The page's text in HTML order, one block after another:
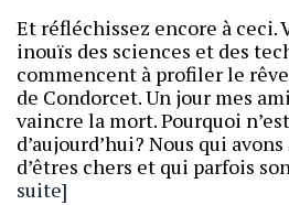
Et réfléchissez encore à ceci.
inouïs des sciences et des
commencent à profiler le
de Condorcet. Un jour mes
vaincre la mort. Pourquoi
d’aujourd’hui? Nous qui
d’êtres chers et qui parfois
suite]